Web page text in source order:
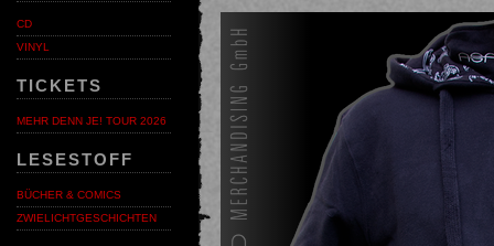
CD
VINYL
TICKETS
MEHR DENN JE! TOUR 2026
LESESTOFF
BÜCHER & COMICS
ZWIELICHTGESCHICHTEN
Voriges